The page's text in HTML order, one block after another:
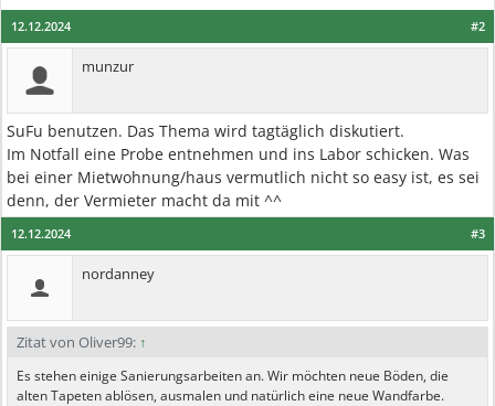
#2
12.12.2024
munzur
SuFu benutzen. Das Thema wird tagtäglich diskutiert.
Im Notfall eine Probe entnehmen und ins Labor schicken. Was
bei einer Mietwohnung/haus vermutlich nicht so easy ist, es sei
denn, der Vermieter macht da mit ^^
#3
12.12.2024
nordanney
Zitat von Oliver99: ↑
Es stehen einige Sanierungsarbeiten an. Wir möchten neue Böden, die
alten Tapeten ablösen, ausmalen und natürlich eine neue Wandfarbe.